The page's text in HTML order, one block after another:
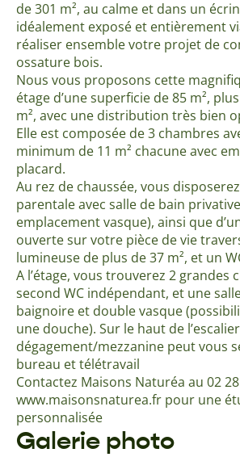
de 301 m², au calme et dans un
idéalement exposé et entièrement
réaliser ensemble votre projet de
ossature bois.
Nous vous proposons cette
étage d’une superficie de 85 m²,
m², avec une distribution très bien
Elle est composée de 3 chambres
minimum de 11 m² chacune avec
placard.
Au rez de chaussée, vous
parentale avec salle de bain
emplacement vasque), ainsi que
ouverte sur votre pièce de vie
lumineuse de plus de 37 m², et un
A l’étage, vous trouverez 2 grandes
second WC indépendant, et une
baignoire et double vasque
une douche). Sur le haut de
dégagement/mezzanine peut vous
bureau et télétravail
Contactez Maisons Naturéa au 02
www.maisonsnaturea.fr pour une
personnalisée
Galerie photo